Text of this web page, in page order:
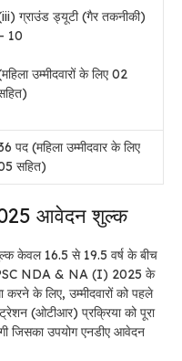
ग्राउंड ड्यूटी (गैर तकनीकी)
10
उम्मीदवारों के लिए 02
पद (महिला उम्मीदवार के लिए
सहित)
आवेदन शुल्क
केवल 16.5 से 19.5 वर्ष के बीच
UPSC NDA & NA (I) 2025 के
के लिए, उम्मीदवारों को पहले
(ओटीआर) प्रक्रिया को पूरा
जिसका उपयोग एनडीए आवेदन